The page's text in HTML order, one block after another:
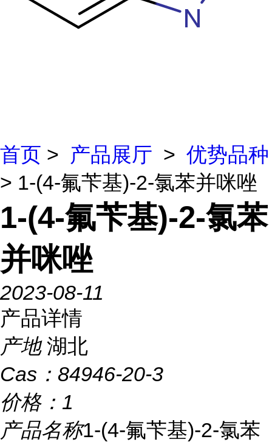
首页 > 产品展厅 > 优势品种
> 1-(4-氟苄基)-2-氯苯并咪唑
1-(4-氟苄基)-2-氯苯
并咪唑
2023-08-11
产品详情
产地 湖北
Cas： 84946-20-3
价格： 1
产品名称1-(4-氟苄基)-2-氯苯